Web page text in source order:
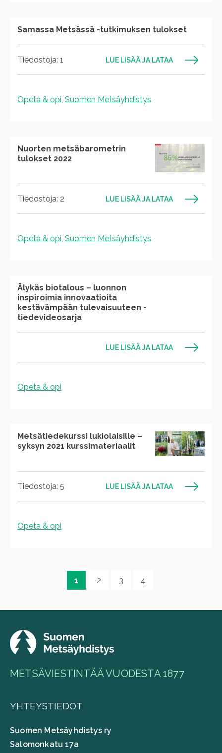
Samassa Metsässä -tutkimuksen tulokset
Tiedostoja: 1 LUE LISÄÄ JA LATAA
Opeta & opi, Suomen Metsäyhdistys
Nuorten metsäbarometrin
tulokset 2022
Tiedostoja: 2 LUE LISÄÄ JA LATAA
Opeta & opi, Suomen Metsäyhdistys
Älykäs biotalous – luonnon
inspiroimia innovaatioita
kestävämpään tulevaisuuteen -
tiedevideosarja
LUE LISÄÄ JA LATAA
Opeta & opi
Metsätiedekurssi lukiolaisille –
syksyn 2021 kurssimateriaalit
Tiedostoja: 5 LUE LISÄÄ JA LATAA
Opeta & opi
1 2 3 4
METSÄVIESTINTÄÄ VUODESTA 1877
YHTEYSTIEDOT
Suomen Metsäyhdistys ry
Salomonkatu 17a